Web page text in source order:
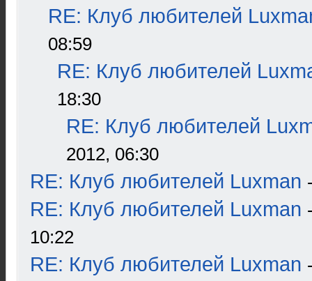
RE: Клуб любителей
08:59
RE: Клуб любителей
18:30
RE: Клуб любителей
2012, 06:30
RE: Клуб любителей Luxman
RE: Клуб любителей Luxman
10:22
RE: Клуб любителей Luxman